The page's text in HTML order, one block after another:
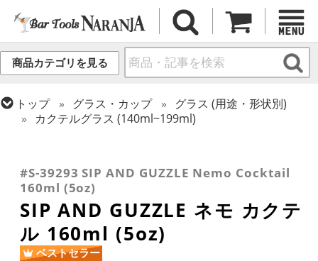
商品カテゴリを見る
トップ グラス・カップ
グラス (用途・形状別)
カクテルグラス (140ml~199ml)
カクテルグラス (全サイズ)
#S-39293 SIP AND GUZZLE Nemo Cocktail
160ml (5oz)
SIP AND GUZZLE ネモ カクテ
ル 160ml (5oz)
ベストセラー